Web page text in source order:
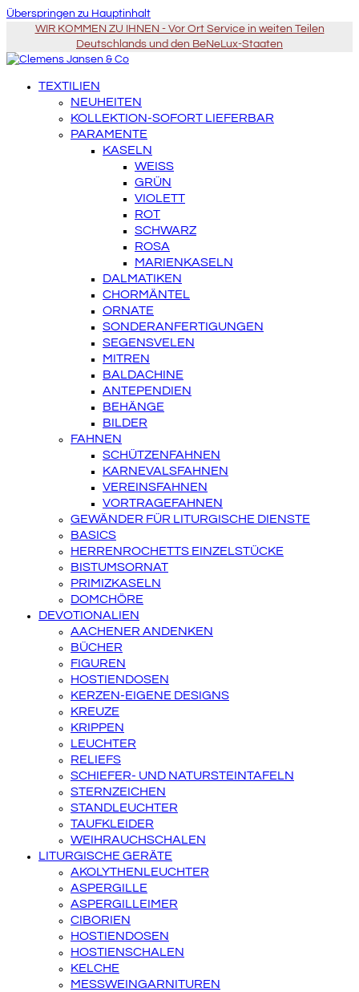
Überspringen zu Hauptinhalt
WIR KOMMEN ZU IHNEN - Vor Ort Service in weiten Teilen
Deutschlands und den BeNeLux-Staaten
TEXTILIEN
NEUHEITEN
KOLLEKTION-SOFORT LIEFERBAR
PARAMENTE
KASELN
WEISS
GRÜN
VIOLETT
ROT
SCHWARZ
ROSA
MARIENKASELN
DALMATIKEN
CHORMÄNTEL
ORNATE
SONDERANFERTIGUNGEN
SEGENSVELEN
MITREN
BALDACHINE
ANTEPENDIEN
BEHÄNGE
BILDER
FAHNEN
SCHÜTZENFAHNEN
KARNEVALSFAHNEN
VEREINSFAHNEN
VORTRAGEFAHNEN
GEWÄNDER FÜR LITURGISCHE DIENSTE
BASICS
HERRENROCHETTS EINZELSTÜCKE
BISTUMSORNAT
PRIMIZKASELN
DOMCHÖRE
DEVOTIONALIEN
AACHENER ANDENKEN
BÜCHER
FIGUREN
HOSTIENDOSEN
KERZEN-EIGENE DESIGNS
KREUZE
KRIPPEN
LEUCHTER
RELIEFS
SCHIEFER- UND NATURSTEINTAFELN
STERNZEICHEN
STANDLEUCHTER
TAUFKLEIDER
WEIHRAUCHSCHALEN
LITURGISCHE GERÄTE
AKOLYTHENLEUCHTER
ASPERGILLE
ASPERGILLEIMER
CIBORIEN
HOSTIENDOSEN
HOSTIENSCHALEN
KELCHE
MESSWEINGARNITUREN